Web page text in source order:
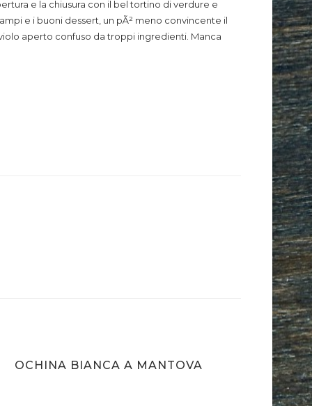
e la chiusura con il bel tortino di verdure e
e i buoni dessert, un pÃ² meno convincente il
aperto confuso da troppi ingredienti. Manca
OCHINA BIANCA A MANTOVA